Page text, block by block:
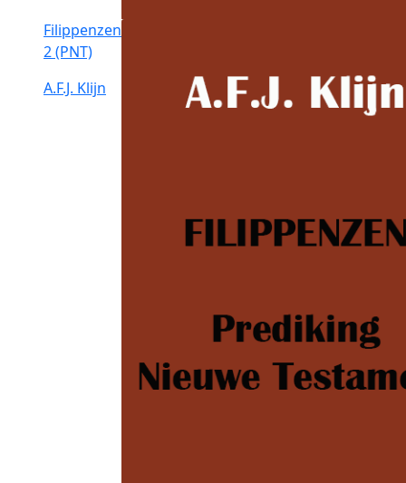
Filippenzen
2 (PNT)
A.F.J. Klijn